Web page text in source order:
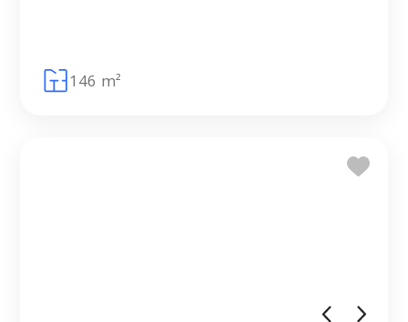
146 m²